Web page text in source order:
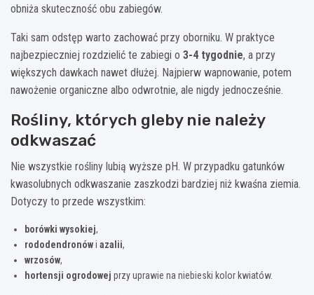
obniża skuteczność obu zabiegów.
Taki sam odstęp warto zachować przy oborniku. W praktyce
najbezpieczniej rozdzielić te zabiegi o 3-4 tygodnie, a przy
większych dawkach nawet dłużej. Najpierw wapnowanie, potem
nawożenie organiczne albo odwrotnie, ale nigdy jednocześnie.
Rośliny, których gleby nie należy
odkwaszać
Nie wszystkie rośliny lubią wyższe pH. W przypadku gatunków
kwasolubnych odkwaszanie zaszkodzi bardziej niż kwaśna ziemia.
Dotyczy to przede wszystkim:
borówki wysokiej,
rododendronówi azalii,
wrzosów,
hortensji ogrodowej przy uprawie na niebieski kolor kwiatów.